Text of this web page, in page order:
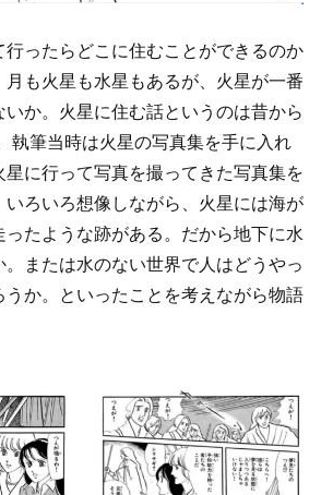
行ったらどこに住むことができるのか
月も火星も水星もあるが、火星が一番
か。火星に住む話というのは昔から
執筆当時は火星の写真集を手に入れ
星に行って写真を撮ってきた写真集を
いろいろ想像しながら、火星には海が
ったような跡がある。だから地下に水
または水のない世界で人はどうやっ
うか。といったことを考えながら物語